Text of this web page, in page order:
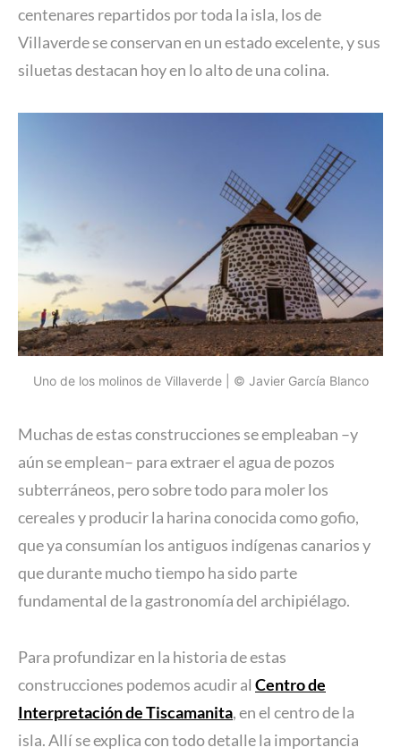
centenares repartidos por toda la isla, los de
Villaverde se conservan en un estado excelente, y sus
siluetas destacan hoy en lo alto de una colina.
Uno de los molinos de Villaverde | © Javier García Blanco
Muchas de estas construcciones se empleaban –y
aún se emplean– para extraer el agua de pozos
subterráneos, pero sobre todo para moler los
cereales y producir la harina conocida como gofio,
que ya consumían los antiguos indígenas canarios y
que durante mucho tiempo ha sido parte
fundamental de la gastronomía del archipiélago.
Para profundizar en la historia de estas
construcciones podemos acudir al Centro de
Interpretación de Tiscamanita, en el centro de la
isla. Allí se explica con todo detalle la importancia